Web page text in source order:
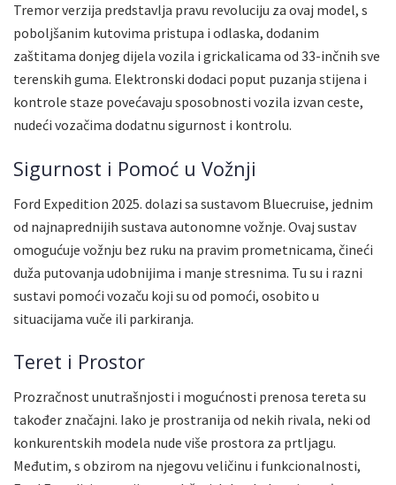
Tremor verzija predstavlja pravu revoluciju za ovaj model, s
poboljšanim kutovima pristupa i odlaska, dodanim
zaštitama donjeg dijela vozila i grickalicama od 33-inčnih sve
terenskih guma. Elektronski dodaci poput puzanja stijena i
kontrole staze povećavaju sposobnosti vozila izvan ceste,
nudeći vozačima dodatnu sigurnost i kontrolu.
Sigurnost i Pomoć u Vožnji
Ford Expedition 2025. dolazi sa sustavom Bluecruise, jednim
od najnaprednijih sustava autonomne vožnje. Ovaj sustav
omogućuje vožnju bez ruku na pravim prometnicama, čineći
duža putovanja udobnijima i manje stresnima. Tu su i razni
sustavi pomoći vozaču koji su od pomoći, osobito u
situacijama vuče ili parkiranja.
Teret i Prostor
Prozračnost unutrašnjosti i mogućnosti prenosa tereta su
također značajni. Iako je prostranija od nekih rivala, neki od
konkurentskih modela nude više prostora za prtljagu.
Međutim, s obzirom na njegovu veličinu i funkcionalnosti,